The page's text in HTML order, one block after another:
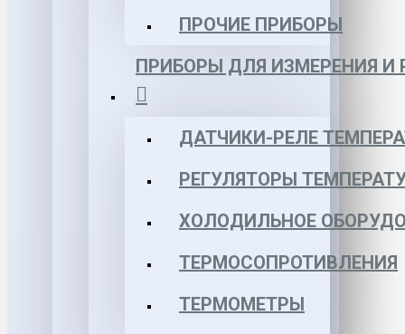
ПРОЧИЕ ПРИБОРЫ
ПРИБОРЫ ДЛЯ ИЗМЕРЕНИЯ И
ДАТЧИКИ-РЕЛЕ
РЕГУЛЯТОРЫ
ХОЛОДИЛЬНОЕ
ТЕРМОСОПРОТИВЛЕНИЯ
ТЕРМОМЕТРЫ